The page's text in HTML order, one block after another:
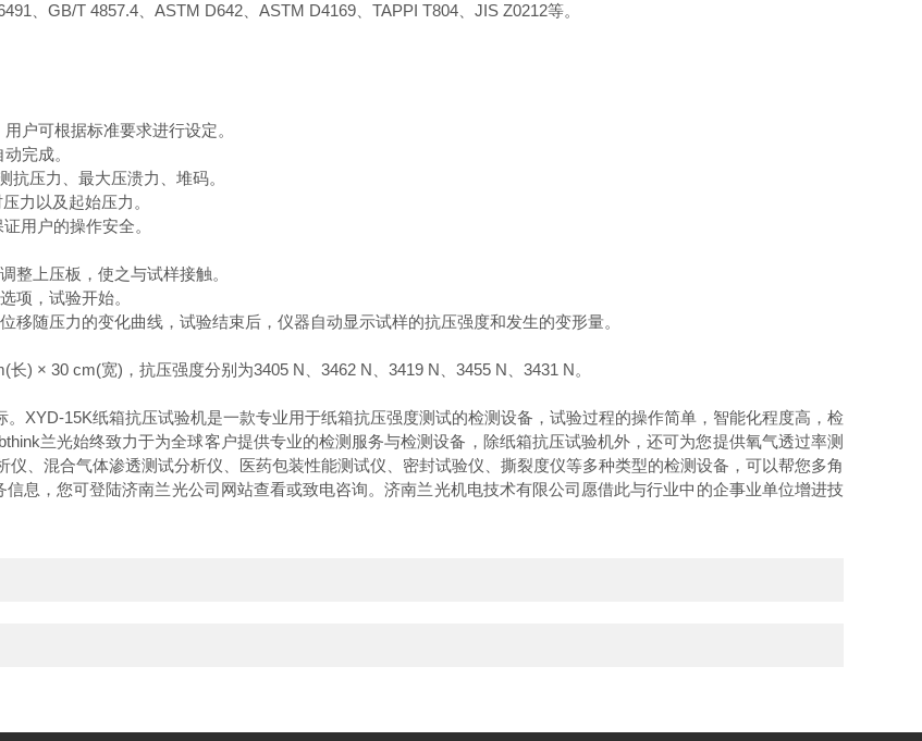
GB/T 4857.4 ASTM D642 ASTM D4169 TAPPI T804 JIS Z0212等。
用户可根据标准要求进行设定。
完成。
压力、最大压溃力、堆码。
力以及起始压力。
用户的操作安全。
整上压板，使之与试样接触。
项，试验开始。
移随压力的变化曲线，试验结束后，仪器自动显示试样的抗压强度和发生的变形量。
长) × 30 cm(宽) ，抗压强度分别为3405 N 3462 N 3419 N 3455 N 3431 N。
XYD-15K纸箱抗压试验机是一款专业用于纸箱抗压强度测试的检测设备，试验过程的操作简单，智能化程度高，检
兰光始终致力于为全球客户提供专业的检测服务与检测设备，除纸箱抗压试验机外，还可为您提供氧气透过率测
、混合气体渗透测试分析仪、医药包装性能测试仪、密封试验仪、撕裂度仪等多种类型的检测设备，可以帮您多角
息，您可登陆济南兰光公司网站查看或致电咨询。济南兰光机电技术有限公司愿借此与行业中的企事业单位增进技